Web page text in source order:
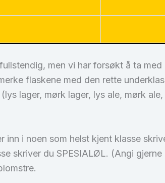
men vi har forsøkt å ta
flaskene med den rette
lager, mørk lager, lys ale, mørk
inn i noen som helst kjent klasse
skriver du SPESIALØL. (Angi